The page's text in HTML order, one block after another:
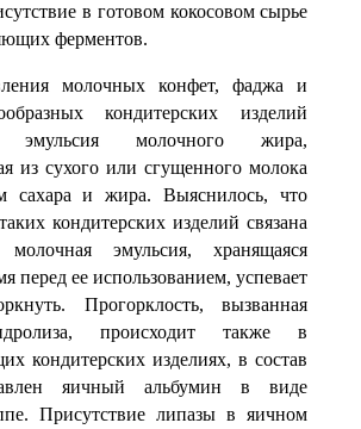
в готовом кокосовом сырье
ферментов.
молочных конфет, фаджа и
конди­терских изделий
эмульсия молочного жира,
из сухо­го или сгущенного молока
сахара и жира. Выяснилось, что
кондитерских изделий связана
эмульсия, храня­щаяся
перед ее использованием, успевает
Прогорклость, вызванная
происходит также в
кондитерских изделиях, в состав
яичный альбумин в виде
Присутствие липазы в яичном